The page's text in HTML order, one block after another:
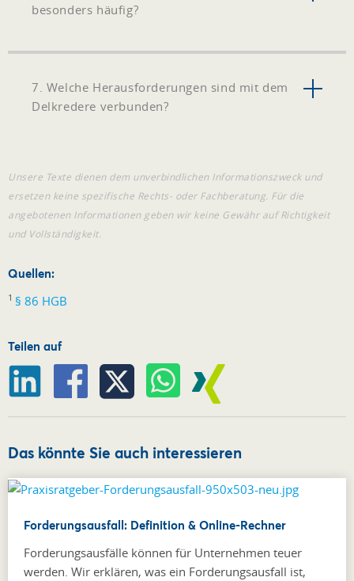
besonders häufig?
7. Welche Herausforderungen sind mit dem
Delkredere verbunden?
Unsere Texte dienen dem unverbindlichen Informationszweck und
ersetzen keine spezifische Rechts- oder Fachberatung. Für die
angebotenen Informationen geben wir keine Gewähr auf Richtigkeit
und Vollständigkeit.
Quellen:
1 § 86 HGB
Teilen auf
Das könnte Sie auch interessieren
Forderungsausfall: Definition & Online-Rechner
Forderungsausfälle können für Unternehmen teuer
werden. Wir erklären, was ein Forderungsausfall ist,